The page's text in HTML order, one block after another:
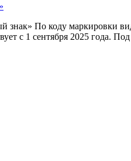
знак» По коду
с 1 сентября 2025 года.